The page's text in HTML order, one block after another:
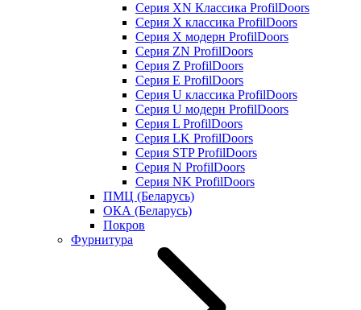
Серия XN Классика ProfilDoors
Серия Х классика ProfilDoors
Серия Х модерн ProfilDoors
Серия ZN ProfilDoors
Серия Z ProfilDoors
Серия Е ProfilDoors
Серия U классика ProfilDoors
Серия U модерн ProfilDoors
Серия L ProfilDoors
Серия LK ProfilDoors
Серия STP ProfilDoors
Cерия N ProfilDoors
Серия NK ProfilDoors
ПМЦ (Беларусь)
ОКА (Беларусь)
Покров
Фурнитура